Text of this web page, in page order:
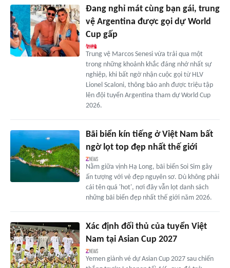
Đang nghỉ mát cùng bạn gái, trung
vệ Argentina được gọi dự World
Cup gấp
Trung vệ Marcos Senesi vừa trải qua một
trong những khoảnh khắc đáng nhớ nhất sự
nghiệp, khi bất ngờ nhận cuộc gọi từ HLV
Lionel Scaloni, thông báo anh được triệu tập
lên đội tuyển Argentina tham dự World Cup
2026.
Bãi biển kín tiếng ở Việt Nam bất
ngờ lọt top đẹp nhất thế giới
Nằm giữa vịnh Hạ Long, bãi biển Soi Sim gây
ấn tượng với vẻ đẹp nguyên sơ. Dù không phải
cái tên quá 'hot', nơi đây vẫn lọt danh sách
những bãi biển đẹp nhất thế giới năm 2026.
Xác định đối thủ của tuyển Việt
Nam tại Asian Cup 2027
Yemen giành vé dự Asian Cup 2027 sau chiến